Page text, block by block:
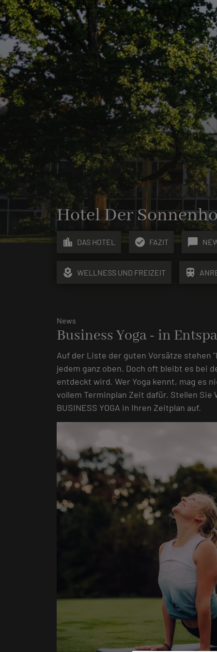
Hotel Der
location_city DAS HOTEL check_circle FAZIT chat_bubble
local_florist WELLNESS UND FREIZEIT train
News
Business Yoga - in
Auf der Liste der guten Vorsätze stehen
jedem ganz oben. Doch oft bleibt es bei
entdeckt wird. Wer Yoga kennt, mag es
vollem Terminplan Zeit dafür. Stellen Sie
BUSINESS YOGA in Ihren Zeitplan auf.